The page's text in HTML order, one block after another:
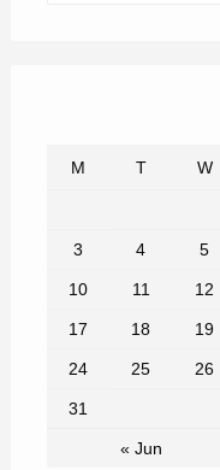
M T W
« Jun
3 4 5
10 11 12
17 18 19
24 25 26
31